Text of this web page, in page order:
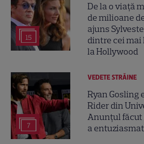
15
De la o viață
de milioane
ajuns
dintre cei mai
la Hollywood
7
VEDETE STRĂINE
Ryan Gosling
Rider din
Anunțul făcut
a